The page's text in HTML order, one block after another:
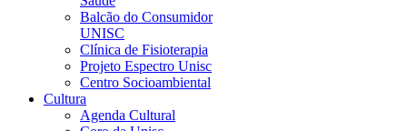
Balcão do Consumidor
UNISC
Clínica de Fisioterapia
Projeto Espectro Unisc
Centro Socioambiental
Cultura
Agenda Cultural